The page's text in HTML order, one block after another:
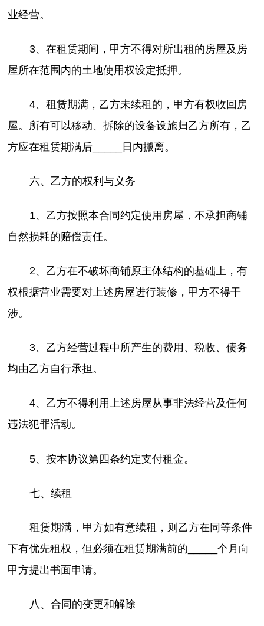
业经营。
3、在租赁期间，甲方不得对所出租的房屋及房
屋所在范围内的土地使用权设定抵押。
4、租赁期满，乙方未续租的，甲方有权收回房
屋。所有可以移动、拆除的设备设施归乙方所有，乙
方应在租赁期满后_____日内搬离。
六、乙方的权利与义务
1、乙方按照本合同约定使用房屋，不承担商铺
自然损耗的赔偿责任。
2、乙方在不破坏商铺原主体结构的基础上，有
权根据营业需要对上述房屋进行装修，甲方不得干
涉。
3、乙方经营过程中所产生的费用、税收、债务
均由乙方自行承担。
4、乙方不得利用上述房屋从事非法经营及任何
违法犯罪活动。
5、按本协议第四条约定支付租金。
七、续租
租赁期满，甲方如有意续租，则乙方在同等条件
下有优先租权，但必须在租赁期满前的_____个月向
甲方提出书面申请。
八、合同的变更和解除